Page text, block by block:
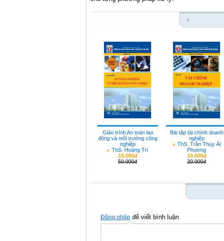
Giáo trình An toàn lao
động và môi trường công
nghiệp
ThS. Hoàng Trí
15.000đ
50.000đ
Bài tập tài chính doanh
nghiệp
ThS. Trần Thụy Ái
Phương
10.000đ
20.000đ
Đăng nhập để viết bình luận